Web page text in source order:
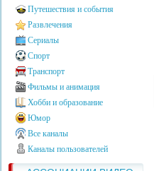
Путешествия и события
Развлечения
Сериалы
Спорт
Транспорт
Фильмы и анимация
Хобби и образование
Юмор
Все каналы
Каналы пользователей